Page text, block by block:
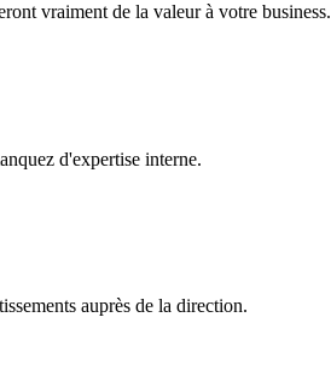
vraiment de la valeur à votre business.
d'expertise interne.
auprès de la direction.